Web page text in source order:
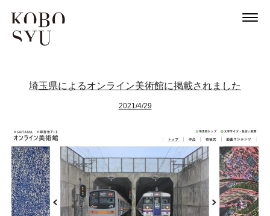
埼玉県によるオンライン美術館に掲載されました
2021/4/29